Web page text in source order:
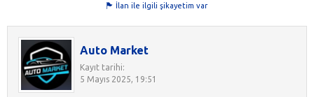
İlan ile ilgili şikayetim var
Auto Market
Kayıt tarihi:
5 Mayıs 2025, 19:51